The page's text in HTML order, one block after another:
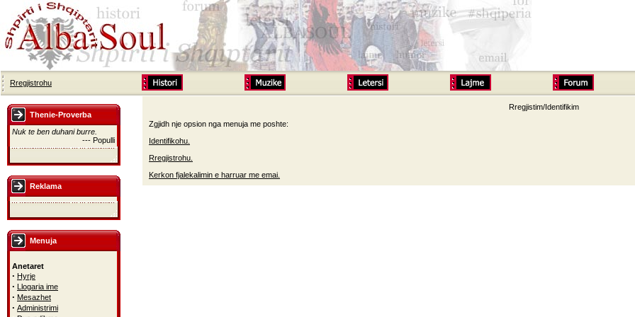
Rregjistrohu
Thenie-Proverba
Nuk te ben duhani burre.
--- Populli
Reklama
Menuja
Anetaret
· Hyrje
· Llogaria ime
· Mesazhet
· Administrimi
Rregjistim/Identifikim
Zgjidh nje opsion nga menuja me poshte:
Identifikohu.
Rregjistrohu.
Kerkon fjalekalimin e harruar me emai.